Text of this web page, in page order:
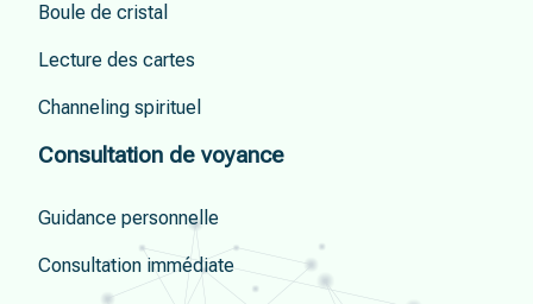
Boule de cristal
Lecture des cartes
Channeling spirituel
Consultation de voyance
Guidance personnelle
Consultation immédiate